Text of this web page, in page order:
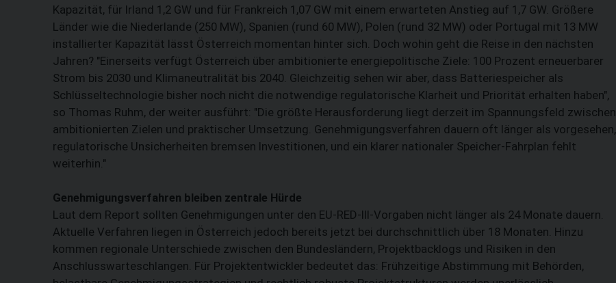
Kapazität, für Irland 1,2 GW und für Frankreich 1,07 GW mit einem erwarteten Anstieg auf 1,7 GW. Größere
Länder wie die Niederlande (250 MW), Spanien (rund 60 MW), Polen (rund 32 MW) oder Portugal mit 13 MW
installierter Kapazität lässt Österreich momentan hinter sich. Doch wohin geht die Reise in den nächsten
Jahren? "Einerseits verfügt Österreich über ambitionierte energiepolitische Ziele: 100 Prozent erneuerbarer
Strom bis 2030 und Klimaneutralität bis 2040. Gleichzeitig sehen wir aber, dass Batteriespeicher als
Schlüsseltechnologie bisher noch nicht die notwendige regulatorische Klarheit und Priorität erhalten haben",
so Thomas Ruhm, der weiter ausführt: "Die größte Herausforderung liegt derzeit im Spannungsfeld zwischen
ambitionierten Zielen und praktischer Umsetzung. Genehmigungsverfahren dauern oft länger als vorgesehen,
regulatorische Unsicherheiten bremsen Investitionen, und ein klarer nationaler Speicher-Fahrplan fehlt
weiterhin."
Genehmigungsverfahren bleiben zentrale Hürde
Laut dem Report sollten Genehmigungen unter den EU-RED-III-Vorgaben nicht länger als 24 Monate dauern.
Aktuelle Verfahren liegen in Österreich jedoch bereits jetzt bei durchschnittlich über 18 Monaten. Hinzu
kommen regionale Unterschiede zwischen den Bundesländern, Projektbacklogs und Risiken in den
Anschlusswarteschlangen. Für Projektentwickler bedeutet das: Frühzeitige Abstimmung mit Behörden,